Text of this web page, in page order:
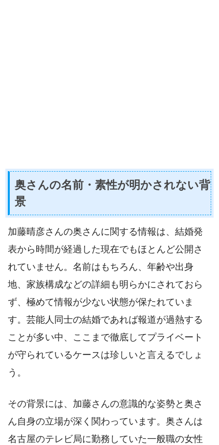
奥さんの名前・素性が明かされない背
景
加藤晴彦さんの奥さんに関する情報は、結婚発
表から時間が経過した現在でもほとんど公開さ
れていません。名前はもちろん、年齢や出身
地、家族構成などの詳細も明らかにされておら
ず、極めて情報が少ない状態が保たれていま
す。芸能人同士の結婚であれば報道が過熱する
ことが多い中、ここまで徹底してプライベート
が守られているケースは珍しいと言えるでしょ
う。
その背景には、加藤さんの意識的な姿勢と奥さ
ん自身の立場が深く関わっています。奥さんは
名古屋のテレビ局に勤務していた一般職の女性